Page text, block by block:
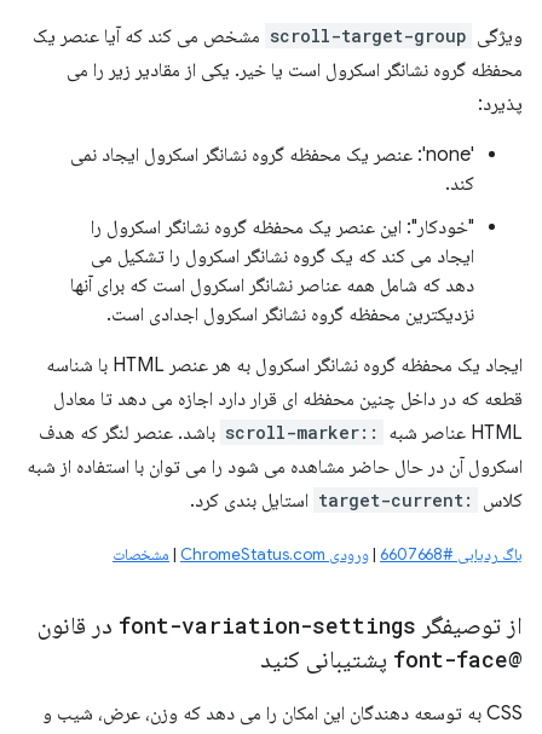
ویژگی scroll-target-group مشخص می کند که آیا عنصر یک
محفظه گروه نشانگر اسکرول است یا خیر. یکی از مقادیر زیر را می
پذیرد:
'none': عنصر یک محفظه گروه نشانگر اسکرول ایجاد نمی
کند.
"خودکار": این عنصر یک محفظه گروه نشانگر اسکرول را
ایجاد می کند که یک گروه نشانگر اسکرول را تشکیل می
دهد که شامل همه عناصر نشانگر اسکرول است که برای آنها
نزدیکترین محفظه گروه نشانگر اسکرول اجدادی است.
ایجاد یک محفظه گروه نشانگر اسکرول به هر عنصر HTML با شناسه
قطعه که در داخل چنین محفظه ای قرار دارد اجازه می دهد تا معادل
HTML عناصر شبه
::scroll-marker
باشد. عنصر لنگر که هدف
اسکرول آن در حال حاضر مشاهده می شود را می توان با استفاده از شبه
کلاس
:target-current استایل بندی کرد.
باگ ردیابی #6607668 |ورودی ChromeStatus.com | مشخصات
از توصیفگر font-variation-settings در قانون
@font-face پشتیبانی کنید
CSS به توسعه دهندگان این امکان را می دهد که وزن، عرض، شیب و